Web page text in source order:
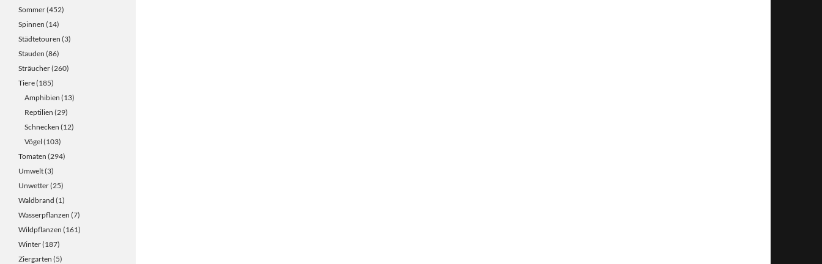
Sommer(452)
Spinnen (14)
Städtetouren (3)
Stauden (86)
Sträucher(260)
Tiere(185)
Amphibien (13)
Reptilien (29)
Schnecken (12)
Vögel (103)
Tomaten (294)
Umwelt(3)
Unwetter(25)
Waldbrand (1)
Wasserpflanzen (7)
Wildpflanzen (161)
Winter(187)
Ziergarten (5)